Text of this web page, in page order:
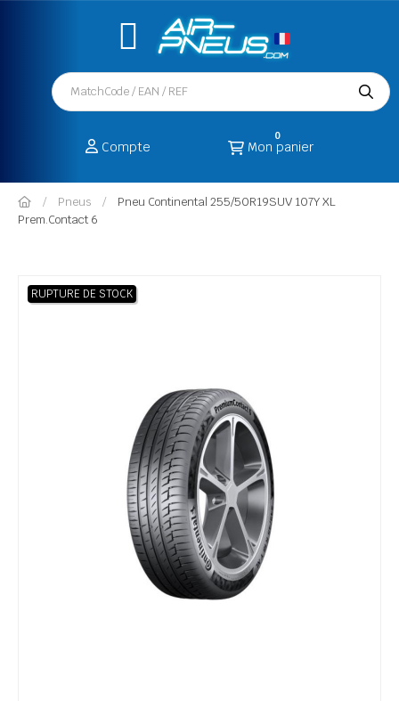
Compte Mon panier
0
Pneus
Pneu Continental 255/50R19SUV 107Y XL
Prem.Contact 6
RUPTURE DE STOCK